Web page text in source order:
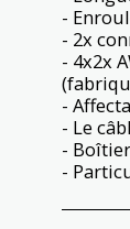
-
- 2x
- 4x2x
-
- Le
-
-